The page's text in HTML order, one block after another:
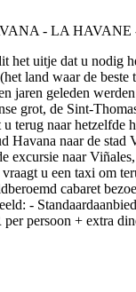
uitje dat u
land waar de
jaren geleden
grot, de Sint-
naar
naar de
naar
u een taxi om
cabaret
-
persoon + extra